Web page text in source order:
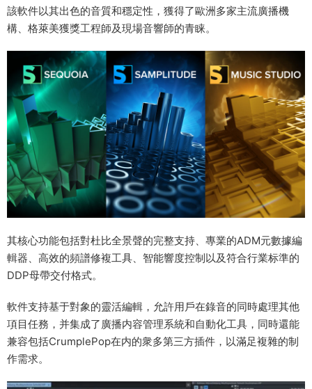
該軟件以其出色的音質和穩定性，獲得了歐洲多家主流廣播機
構、格萊美獲獎工程師及現場音響師的青睐。
其核心功能包括對杜比全景聲的完整支持、專業的ADM元數據編
輯器、高效的頻譜修複工具、智能響度控制以及符合行業标準的
DDP母帶交付格式。
軟件支持基于對象的靈活編輯，允許用戶在錄音的同時處理其他
項目任務，并集成了廣播内容管理系統和自動化工具，同時還能
兼容包括CrumplePop在内的衆多第三方插件，以滿足複雜的制
作需求。